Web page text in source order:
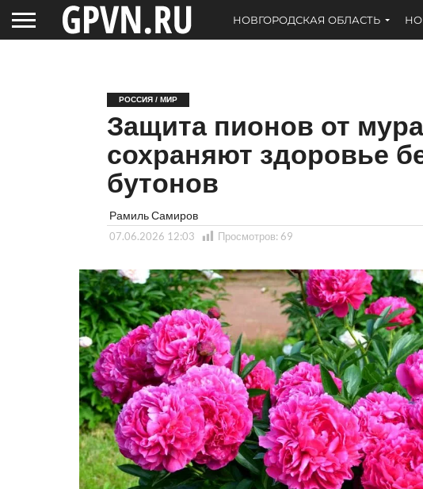
НОВГОРОДСКАЯ ОБЛАСТЬ
РОССИЯ / МИР
Защита пионов от
сохраняют здоровье
бутонов
Рамиль Самиров
07.06.2026 12:03 Просмотров: 69